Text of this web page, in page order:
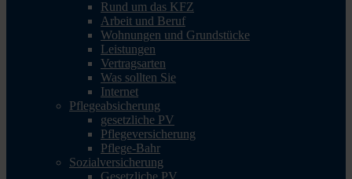
Rund um das KFZ
Arbeit und Beruf
Wohnungen und Grundstücke
Leistungen
Vertragsarten
Was sollten Sie
Internet
Pflegeabsicherung
gesetzliche PV
Pflegeversicherung
Pflege-Bahr
Sozialversicherung